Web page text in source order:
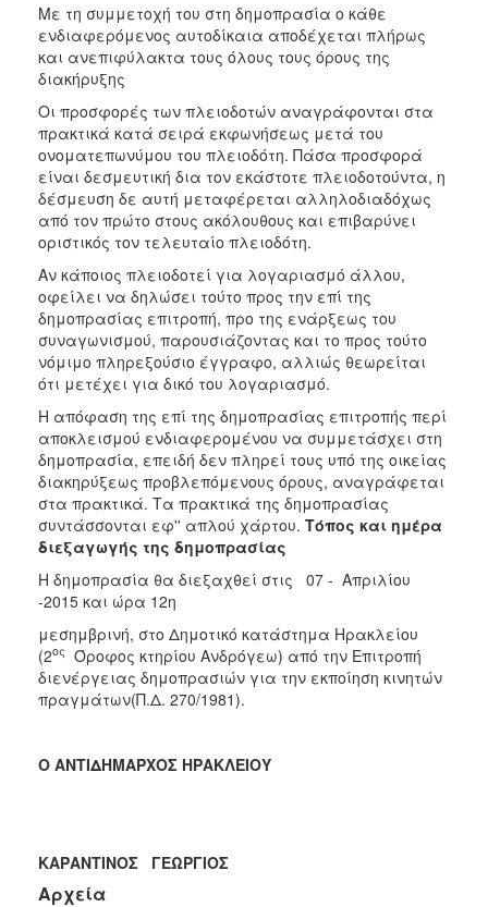
Με τη συμμετοχή του στη δημοπρασία ο κάθε
ενδιαφερόμενος αυτοδίκαια αποδέχεται πλήρως
και ανεπιφύλακτα τους όλους τους όρους της
διακήρυξης
Οι προσφορές των πλειοδοτών αναγράφονται στα
πρακτικά κατά σειρά εκφωνήσεως μετά του
ονοματεπωνύμου του πλειοδότη. Πάσα προσφορά
είναι δεσμευτική δια τον εκάστοτε πλειοδοτούντα, η
δέσμευση δε αυτή μεταφέρεται αλληλοδιαδόχως
από τον πρώτο στους ακόλουθους και επιβαρύνει
οριστικός τον τελευταίο πλειοδότη.
Αν κάποιος πλειοδοτεί για λογαριασμό άλλου,
οφείλει να δηλώσει τούτο προς την επί της
δημοπρασίας επιτροπή, προ της ενάρξεως του
συναγωνισμού, παρουσιάζοντας και το προς τούτο
νόμιμο πληρεξούσιο έγγραφο, αλλιώς θεωρείται
ότι μετέχει για δικό του λογαριασμό.
Η απόφαση της επί της δημοπρασίας επιτροπής περί
αποκλεισμού ενδιαφερομένου να συμμετάσχει στη
δημοπρασία, επειδή δεν πληρεί τους υπό της οικείας
διακηρύξεως προβλεπόμενους όρους, αναγράφεται
στα πρακτικά. Τα πρακτικά της δημοπρασίας
συντάσσονται εφ'' απλού χάρτου. Τόπος και ημέρα
διεξαγωγής της δημοπρασίας
Η δημοπρασία θα διεξαχθεί στις 07 - Απριλίου
-2015 και ώρα 12η
μεσημβρινή, στο Δημοτικό κατάστημα Ηρακλείου
(2ος Όροφος κτηρίου Ανδρόγεω) από την Επιτροπή
διενέργειας δημοπρασιών για την εκποίηση κινητών
πραγμάτων(Π.Δ. 270/1981).
Ο ΑΝΤΙΔΗΜΑΡΧΟΣ ΗΡΑΚΛΕΙΟΥ
ΚΑΡΑΝΤΙΝΟΣ ΓΕΩΡΓΙΟΣ
Αρχεία